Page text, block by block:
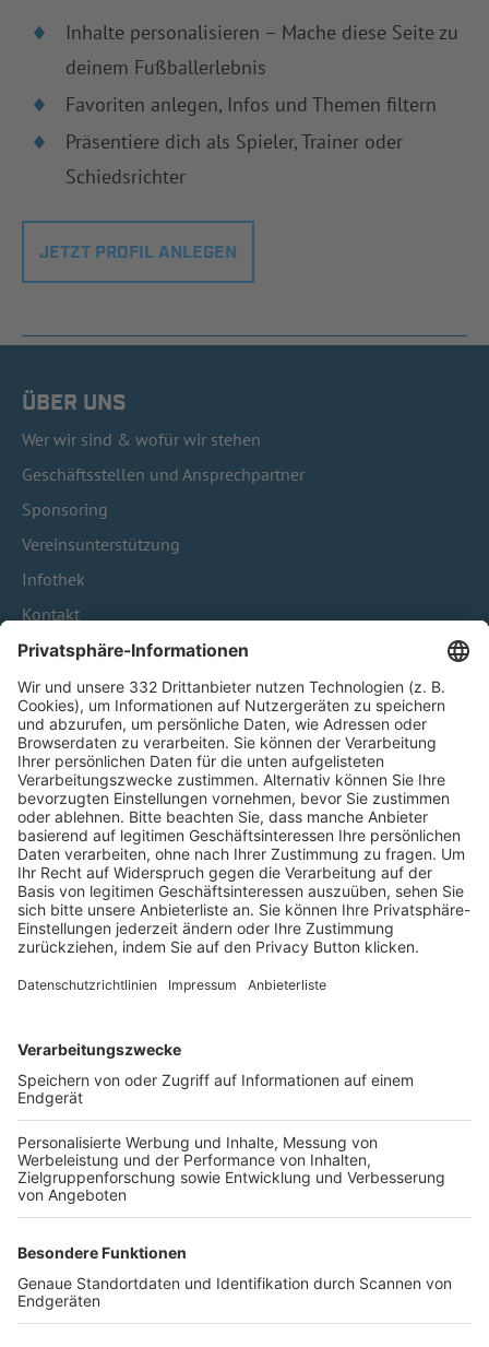
Inhalte personalisieren – Mache diese Seite zu
deinem Fußballerlebnis
Favoriten anlegen, Infos und Themen filtern
Präsentiere dich als Spieler, Trainer oder
Schiedsrichter
JETZT PROFIL ANLEGEN
ÜBER UNS
Wer wir sind & wofür wir stehen
Geschäftsstellen und Ansprechpartner
Sponsoring
Vereinsunterstützung
Infothek
Kontakt
HÄUFIG BESUCHTE SEITEN
Pässe und Vereinswechsel
Trainerausbildung
Schulungsangebot Vereinsmitarbeiter
BFV-Geschäftsstellen
Trainerbörse
Login SpielPlus
FOLGE DEM BFV
TOP-VEREINE
TOP-PARTNER